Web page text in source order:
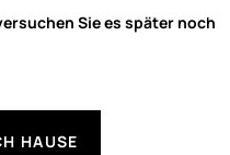
Sie es später noch
HAUSE